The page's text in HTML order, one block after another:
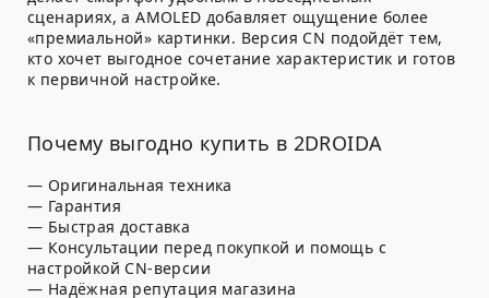
сценариях, а AMOLED добавляет ощущение более
«премиальной» картинки. Версия CN подойдёт тем,
кто хочет выгодное сочетание характеристик и готов
к первичной настройке.
Почему выгодно купить в 2DROIDA
— Оригинальная техника
— Гарантия
— Быстрая доставка
— Консультации перед покупкой и помощь с
настройкой CN-версии
— Надёжная репутация магазина